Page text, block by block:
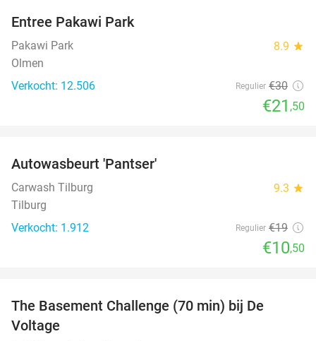
Entree Pakawi Park
Pakawi Park 8.9 star
Olmen
Verkocht: 12.506
Regulier €30
€21 ,50
Autowasbeurt 'Pantser'
Carwash Tilburg 9.3 star
Tilburg
Verkocht: 1.912
Regulier €19
€10,50
The Basement Challenge (70 min) bij De
Voltage